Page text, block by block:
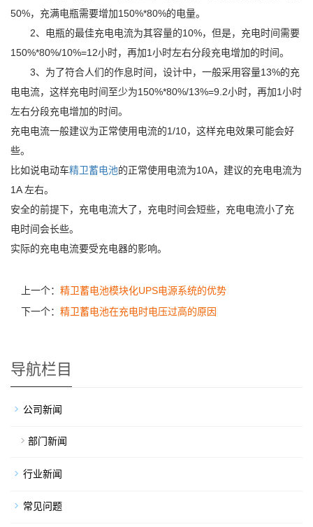
50%，充满电瓶需要增加150%*80%的电量。
2、电瓶的最佳充电电流为其容量的10%，但是，充电时间需要
150%*80%/10%=12小时，再加1小时左右分段充电增加的时间。
3、为了符合人们的作息时间，设计中，一般采用容量13%的充
电电流，这样充电时间至少为150%*80%/13%=9.2小时，再加1小时
左右分段充电增加的时间。
充电电流一般建议为正常使用电流的1/10，这样充电效果可能会好
些。
比如说电动车精卫蓄电池的正常使用电流为10A，建议的充电电流为
1A 左右。
安全的前提下，充电电流大了，充电时间会短些，充电电流小了充
电时间会长些。
实际的充电电流要受充电器的影响。
上一个： 精卫蓄电池模块化UPS电源系统的优势
下一个： 精卫蓄电池在充电时电压过高的原因
导航栏目
公司新闻
部门新闻
行业新闻
常见问题